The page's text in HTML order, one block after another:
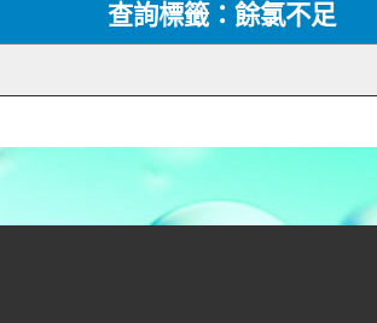
查詢標籤：餘氯不足